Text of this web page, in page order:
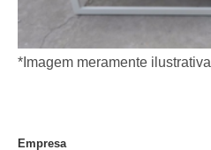
*Imagem meramente ilustrativa
Empresa